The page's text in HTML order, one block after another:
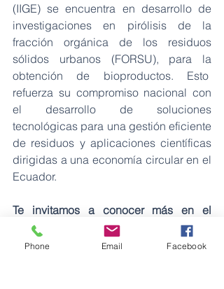
(IIGE) se encuentra en desarrollo de
investigaciones en pirólisis de la
fracción orgánica de los residuos
sólidos urbanos (FORSU), para la
obtención de bioproductos. Esto
refuerza su compromiso nacional con
el desarrollo de soluciones
tecnológicas para una gestión eficiente
de residuos y aplicaciones científicas
dirigidas a una economía circular en el
Ecuador.
Te invitamos a conocer más en el
siguiente enlace:
https://drive.google.com/file/d/1BOOhJ
Phone Email Facebook